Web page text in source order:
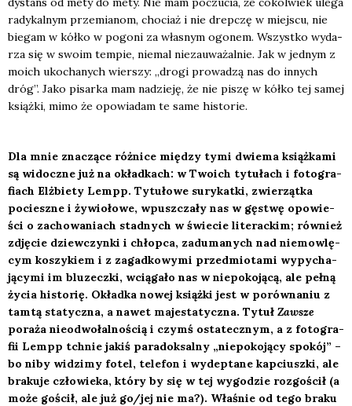
rady­kal­nym prze­mia­nom, cho­ciaż i nie drep­czę w miej­scu, nie
bie­gam w kół­ko w pogo­ni za wła­snym ogo­nem. Wszyst­ko wyda­
rza się w swo­im tem­pie, nie­mal nie­zau­wa­żal­nie. Jak w jed­nym z
moich uko­cha­nych wier­szy: „dro­gi pro­wa­dzą nas do innych
dróg”. Jako pisar­ka mam nadzie­ję, że nie piszę w kół­ko tej samej
książ­ki, mimo że opo­wia­dam te same histo­rie.
Dla mnie zna­czą­ce róż­ni­ce mię­dzy tymi dwie­ma książ­ka­mi
są widocz­ne już na okład­kach: w Two­ich tytu­łach i foto­gra­
fiach Elż­bie­ty Lempp. Tytu­ło­we sury­kat­ki, zwie­rząt­ka
pociesz­ne i żywio­ło­we, wpusz­cza­ły nas w gęstwę opo­wie­
ści o zacho­wa­niach stad­nych w świe­cie lite­rac­kim; rów­nież
zdję­cie dziew­czyn­ki i chłop­ca, zadu­ma­nych nad nie­mow­lę­
cym koszy­kiem i z zagad­ko­wy­mi przed­mio­ta­mi wypy­cha­
ją­cy­mi im blu­zecz­ki, wcią­ga­ło nas w nie­po­ko­ją­cą, ale peł­ną
życia histo­rię. Okład­ka nowej książ­ki jest w porów­na­niu z
tam­tą sta­tycz­na, a nawet maje­sta­tycz­na. Tytuł Zawsze
pora­ża nie­odwo­łal­no­ścią i czymś osta­tecz­nym, a z foto­gra­
fii Lempp tchnie jakiś para­dok­sal­ny „nie­po­ko­ją­cy spo­kój” –
bo niby widzi­my fotel, tele­fon i wydep­ta­ne kap­ciusz­ki, ale
bra­ku­je czło­wie­ka, któ­ry by się w tej wygo­dzie roz­go­ścił (a
może gościł, ale już go/jej nie ma?). Wła­śnie od tego bra­ku